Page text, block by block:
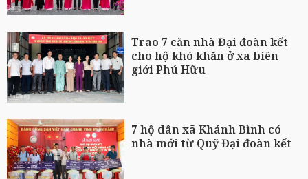
Trao 7 căn nhà Đại đoàn kết
cho hộ khó khăn ở xã biên
giới Phú Hữu
7 hộ dân xã Khánh Bình có
nhà mới từ Quỹ Đại đoàn kết